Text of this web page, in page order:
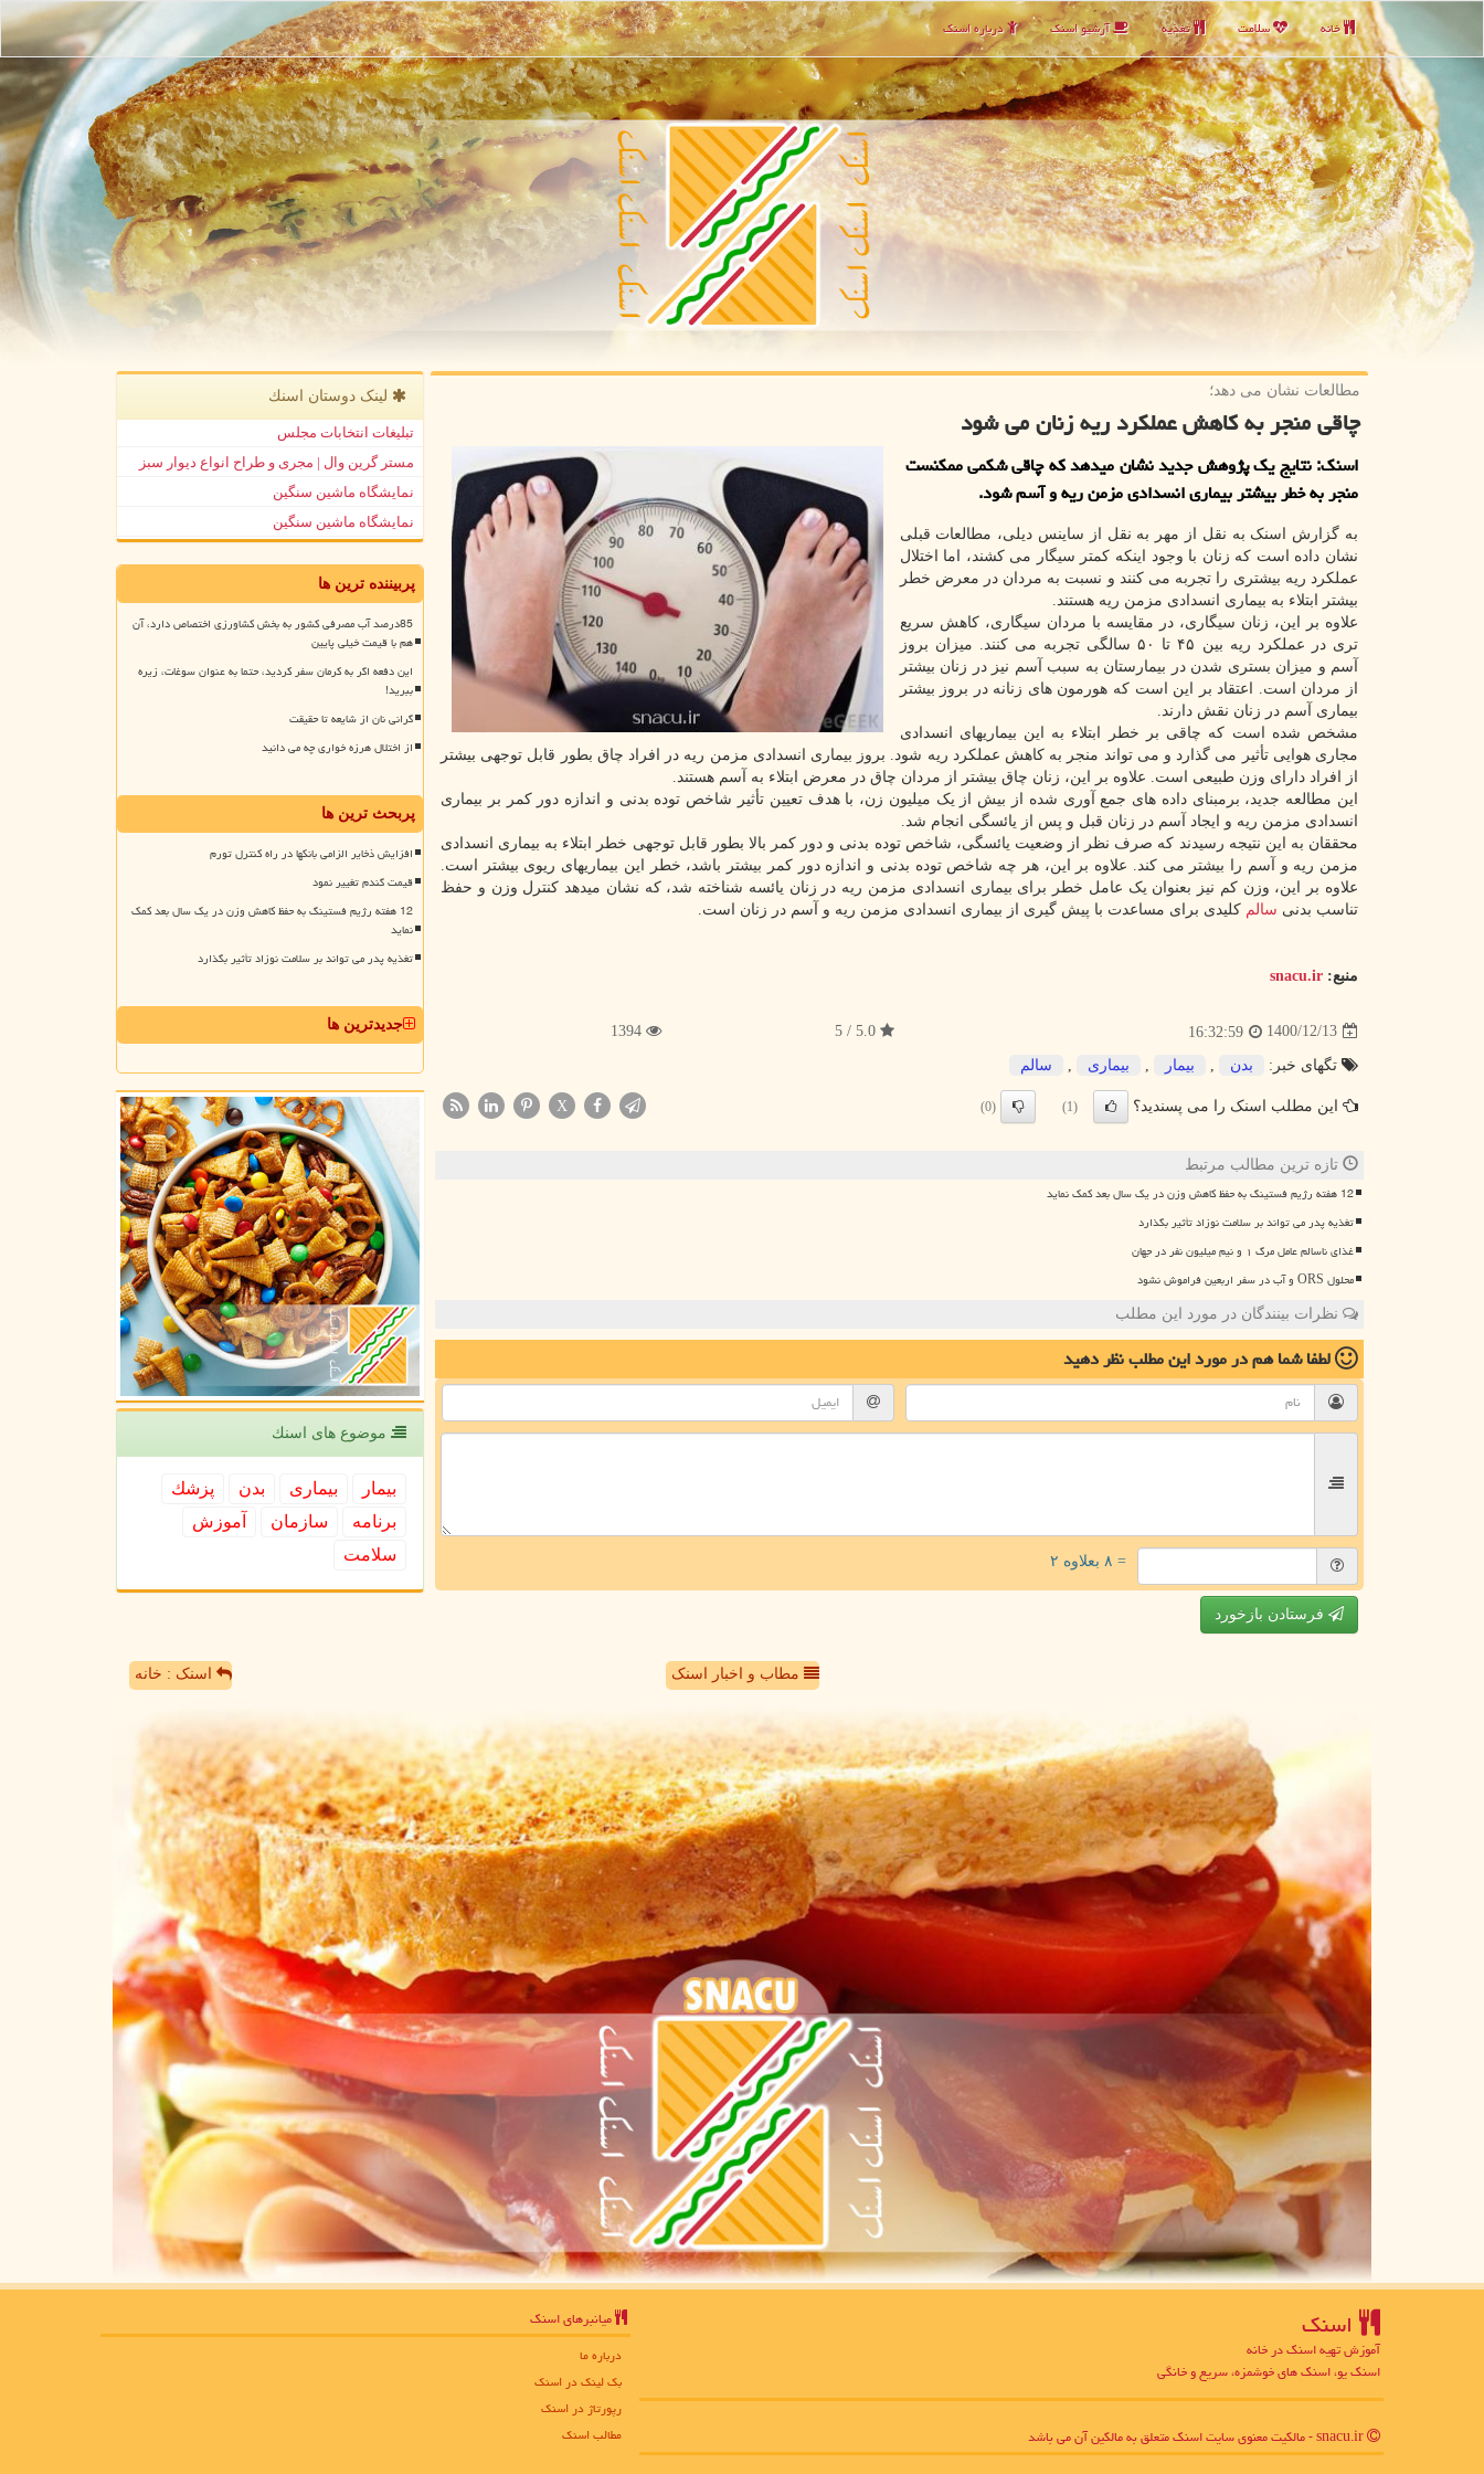
خانه سلامت تغذیه آرشیو اسنك درباره اسنك
مطالعات نشان می دهد؛
چاقی منجر به کاهش عملکرد ریه زنان می شود
اسنک: نتایج یک پژوهش جدید نشان میدهد که چاقی شکمی ممکنست
منجر به خطر بیشتر بیماری انسدادی مزمن ریه و آسم شود.
به گزارش اسنک به نقل از مهر به نقل از ساینس دیلی، مطالعات قبلی
نشان داده است که زنان با وجود اینکه کمتر سیگار می کشند، اما اختلال
عملکرد ریه بیشتری را تجربه می کنند و نسبت به مردان در معرض خطر
بیشتر ابتلاء به بیماری انسدادی مزمن ریه هستند.
علاوه بر این، زنان سیگاری، در مقایسه با مردان سیگاری، کاهش سریع
تری در عملکرد ریه بین ۴۵ تا ۵۰ سالگی تجربه می کنند. میزان بروز
آسم و میزان بستری شدن در بیمارستان به سبب آسم نیز در زنان بیشتر
از مردان است. اعتقاد بر این است که هورمون های زنانه در بروز بیشتر
بیماری آسم در زنان نقش دارند.
مشخص شده است که چاقی بر خطر ابتلاء به این بیماریهای انسدادی
مجاری هوایی تأثیر می گذارد و می تواند منجر به کاهش عملکرد ریه شود. بروز بیماری انسدادی مزمن ریه در افراد چاق بطور قابل توجهی بیشتر
از افراد دارای وزن طبیعی است. علاوه بر این، زنان چاق بیشتر از مردان چاق در معرض ابتلاء به آسم هستند.
این مطالعه جدید، برمبنای داده های جمع آوری شده از بیش از یک میلیون زن، با هدف تعیین تأثیر شاخص توده بدنی و اندازه دور کمر بر بیماری
انسدادی مزمن ریه و ایجاد آسم در زنان قبل و پس از یائسگی انجام شد.
محققان به این نتیجه رسیدند که صرف نظر از وضعیت یائسگی، شاخص توده بدنی و دور کمر بالا بطور قابل توجهی خطر ابتلاء به بیماری انسدادی
مزمن ریه و آسم را بیشتر می کند. علاوه بر این، هر چه شاخص توده بدنی و اندازه دور کمر بیشتر باشد، خطر این بیماریهای ریوی بیشتر است.
علاوه بر این، وزن کم نیز بعنوان یک عامل خطر برای بیماری انسدادی مزمن ریه در زنان یائسه شناخته شد، که نشان میدهد کنترل وزن و حفظ
تناسب بدنی سالم کلیدی برای مساعدت با پیش گیری از بیماری انسدادی مزمن ریه و آسم در زنان است.
منبع: snacu.ir
1400/12/13
16:32:59
5.0 / 5
1394
تگهای خبر: بدن بیمار بیماری سالم
این مطلب اسنک را می پسندید؟ (1)
(0)
X
تازه ترین مطالب مرتبط
12 هفته رژیم فستینگ به حفظ کاهش وزن در یک سال بعد کمک نماید
تغذیه پدر می تواند بر سلامت نوزاد تأثیر بگذارد
غذای ناسالم عامل مرگ ۱ و نیم میلیون نفر در جهان
محلول ORS و آب در سفر اربعین فراموش نشود
نظرات بینندگان در مورد این مطلب
لطفا شما همدر مورد این مطلبنظر دهید
= ۸ بعلاوه ۲
فرستادن بازخورد
لینک دوستان اسنك
تبلیغات انتخابات مجلس
مستر گرین وال | مجری و طراح انواع دیوار سبز
نمایشگاه ماشین سنگین
نمایشگاه ماشین سنگین
پربیننده ترین ها
85درصد آب مصرفی کشور به بخش کشاورزی اختصاص دارد، آن
هم با قیمت خیلی پایین
این دفعه اگر به کرمان سفر کردید، حتما به عنوان سوغات، زیره
ببرید!
گرانی نان از شایعه تا حقیقت
از اختلال هرزه خواری چه می دانید
پربحث ترین ها
افزایش ذخایر الزامی بانکها در راه کنترل تورم
قیمت گندم تغییر نمود
12 هفته رژیم فستینگ به حفظ کاهش وزن در یک سال بعد کمک
نماید
تغذیه پدر می تواند بر سلامت نوزاد تأثیر بگذارد
جدیدترین ها
موضوع های اسنك
بیمار بیماری بدن
پزشك
برنامه
سازمان
آموزش
سلامت
مطاب و اخبار اسنک اسنک : خانه
اسنك
آموزش تهیه اسنک در خانه
اسنک یو، اسنک های خوشمزه، سریع و خانگی
میانبرهای اسنك
درباره ما
بک لینک در اسنك
رپورتاژ در اسنك
مطالب اسنك